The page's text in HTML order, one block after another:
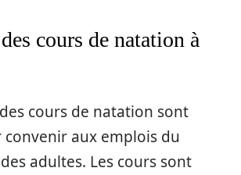
cours de natation à
des cours de natation sont
aux emplois du
adultes. Les cours sont